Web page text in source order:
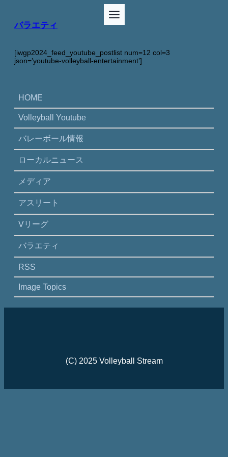
バラエティ
[iwgp2024_feed_youtube_postlist num=12 col=3
json=’youtube-volleyball-entertainment’]
HOME
Volleyball Youtube
バレーボール情報
ローカルニュース
メディア
アスリート
Vリーグ
バラエティ
RSS
Image Topics
(C) 2025 Volleyball Stream